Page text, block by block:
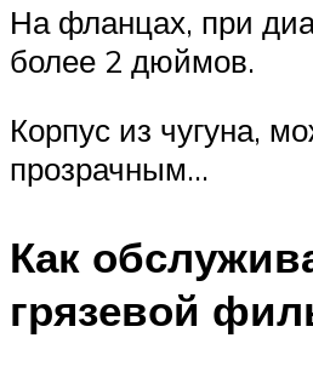
На фланцах, при
более 2 дюймов.
Корпус из чугуна,
прозрачным…
Как
грязевой